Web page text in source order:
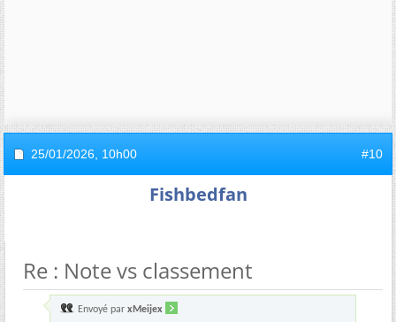
25/01/2026, 10h00 #10
Fishbedfan
Re : Note vs classement
Envoyé par xMeijex